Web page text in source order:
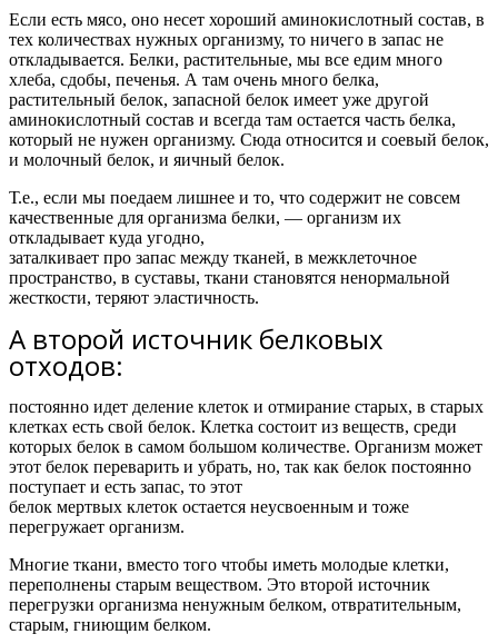
Если есть мясо, оно несет хороший аминокислотный состав, в
тех количествах нужных организму, то ничего в запас не
откладывается. Белки, растительные, мы все едим много
хлеба, сдобы, печенья. А там очень много белка,
растительный белок, запасной белок имеет уже другой
аминокислотный состав и всегда там остается часть белка,
который не нужен организму. Сюда относится и соевый белок,
и молочный белок, и яичный белок.
Т.е., если мы поедаем лишнее и то, что содержит не совсем
качественные для организма белки, — организм их
откладывает куда угодно,
заталкивает про запас между тканей, в межклеточное
пространство, в суставы, ткани становятся ненормальной
жесткости, теряют эластичность.
А второй источник белковых
отходов:
постоянно идет деление клеток и отмирание старых, в старых
клетках есть свой белок. Клетка состоит из веществ, среди
которых белок в самом большом количестве. Организм может
этот белок переварить и убрать, но, так как белок постоянно
поступает и есть запас, то этот
белок мертвых клеток остается неусвоенным и тоже
перегружает организм.
Многие ткани, вместо того чтобы иметь молодые клетки,
переполнены старым веществом. Это второй источник
перегрузки организма ненужным белком, отвратительным,
старым, гниющим белком.